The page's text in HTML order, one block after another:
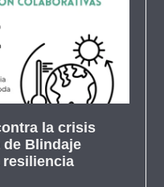
la crisis
de Blindaje